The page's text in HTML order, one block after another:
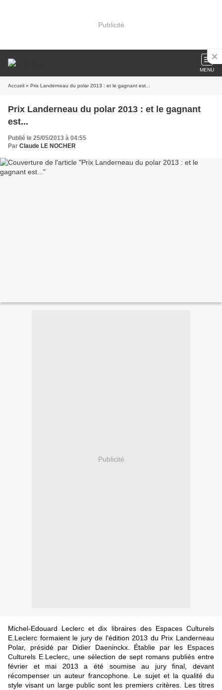
Publicité
MENU
Accueil » Prix Landerneau du polar 2013 : et le gagnant est...
Prix Landerneau du polar 2013 : et le gagnant
est...
Publié le 25/05/2013 à 04:55
Par Claude LE NOCHER
Publicité
Michel-Edouard Leclerc et dix libraires des Espaces Culturels
E.Leclerc formaient le jury de l'édition 2013 du Prix Landerneau
Polar, présidé par Didier Daeninckx. Établie par les Espaces
Culturels E.Leclerc, une sélection de sept romans publiés entre
février et mai 2013 a été soumise au jury final, devant
récompenser un auteur francophone. Le sujet et la qualité du
style visant un large public sont les premiers critères. Les titres